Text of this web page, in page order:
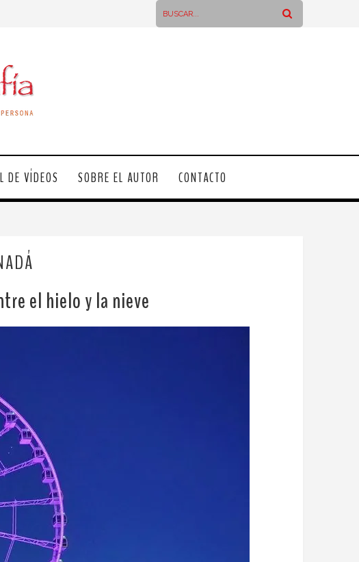
DE VÍDEOS SOBRE EL AUTOR CONTACTO
el hielo y la nieve